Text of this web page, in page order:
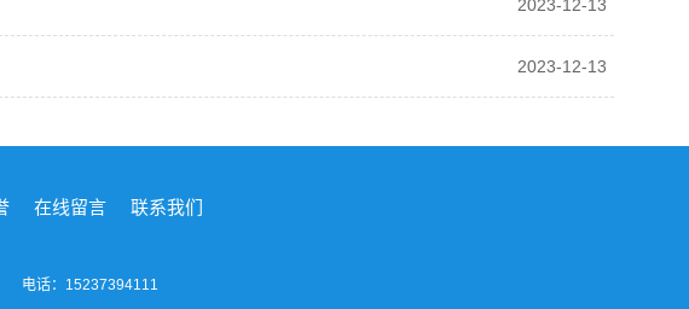
2023-12-13
2023-12-13
在线留言 联系我们
电话：15237394111